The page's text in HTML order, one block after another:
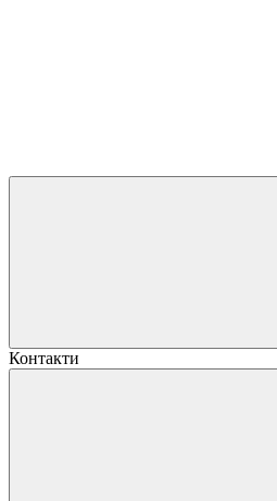
Контакти